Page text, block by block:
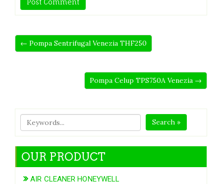
← Pompa Sentrifugal Venezia THF250
Pompa Celup TPS750A Venezia →
Search »
OUR PRODUCT
AIR CLEANER HONEYWELL